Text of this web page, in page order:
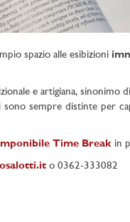
spazio alle esibizioni
e artigiana, sinonimo
sempre distinte per
Time Breakin
o 0362-333082